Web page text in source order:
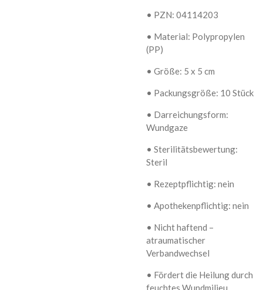
• PZN: 04114203
• Material: Polypropylen
(PP)
• Größe: 5 x 5 cm
• Packungsgröße: 10 Stück
• Darreichungsform:
Wundgaze
• Sterilitätsbewertung:
Steril
• Rezeptpflichtig: nein
• Apothekenpflichtig: nein
• Nicht haftend –
atraumatischer
Verbandwechsel
• Fördert die Heilung durch
feuchtes Wundmilieu